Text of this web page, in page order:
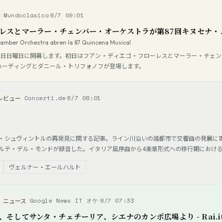
Mundoclasico 8/7 09:01
スとマーラー・チェンバー・オーケストラが第87回キヌセナ
Orchestra abren la 87 Quincena Musical
日曜日に開幕します。初日はフアン・ディエゴ・フローレスとマーラー・チェ
ディングとダニール・トリフォノフが登場します。
ビュー Concerti.de 8/7 08:01
シュヴィントルの再発見に関する記事。ライン川沿いの諸都市で交響曲の発展に
テ・デル・モンドが録音した。イタリア風序曲から4楽章形式への移行期におけ
ヴェルナー・エールハルト
ニュース Google News IT オケ 8/7 07:33
そしてサンタ・チェチーリア、シエナのカンポ広場より -